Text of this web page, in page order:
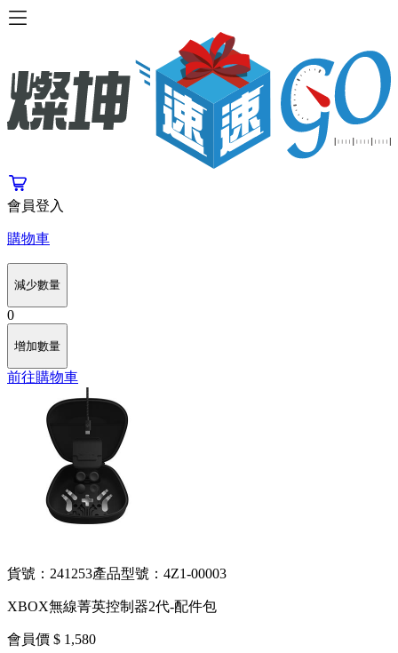
會員登入
購物車
減少數量
0
增加數量
前往購物車
貨號：241253產品型號：4Z1-00003
XBOX無線菁英控制器2代-配件包
會員價 $ 1,580